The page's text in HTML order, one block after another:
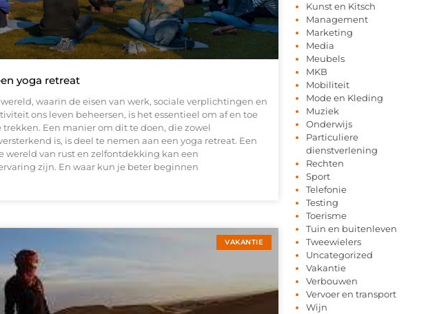
yoga retreat
waarin de eisen van werk, sociale verplichtingen en
ons leven beheersen, is het essentieel om af en toe
trekken. Een manier om dit te doen, die zowel
is, is deel te nemen aan een yoga retreat. Een
wereld van rust en zelfontdekking kan een
zijn. En waar kun je beter beginnen
VAKANTIE
Kunst en Kitsch
Management
Marketing
Media
Meubels
MKB
Mobiliteit
Mode en Kleding
Muziek
Onderwijs
Particuliere
dienstverlening
Rechten
Sport
Telefonie
Testing
Toerisme
Tuin en buitenleven
Tweewielers
Uncategorized
Vakantie
Verbouwen
Vervoer en transport
Wijn